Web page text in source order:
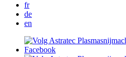
fr
de
en